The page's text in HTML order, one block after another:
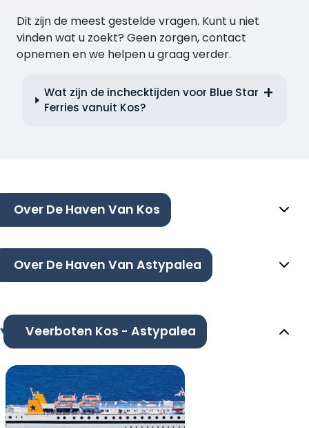
Dit zijn de meest gestelde vragen. Kunt u niet
vinden wat u zoekt? Geen zorgen, contact
opnemen en we helpen u graag verder.
Wat zijn de inchecktijden voor Blue Star
Ferries vanuit Kos?
Over De Haven Van Kos
Over De Haven Van Astypalea
Veerboten Kos - Astypalea